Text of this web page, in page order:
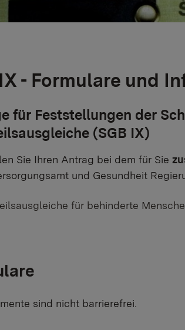
- Formulare und
für Feststellungen der
(SGB IX)
Sie Ihren Antrag bei dem für Sie
und Gesundheit
für behinderte
sind nicht barrierefrei.